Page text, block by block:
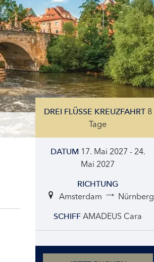
DREI FLÜSSE KREUZFAHRT 8
Tage
DATUM 17. Mai 2027 - 24.
Mai 2027
RICHTUNG
Amsterdam Nürnberg
SCHIFF AMADEUS Cara